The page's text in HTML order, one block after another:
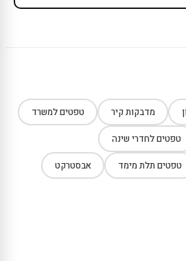
מדבקות קיר טפטים למשרד
טפטים לחדרי שינה
טפטים תלת מימד אבסטרקט